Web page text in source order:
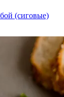
(сиговые)